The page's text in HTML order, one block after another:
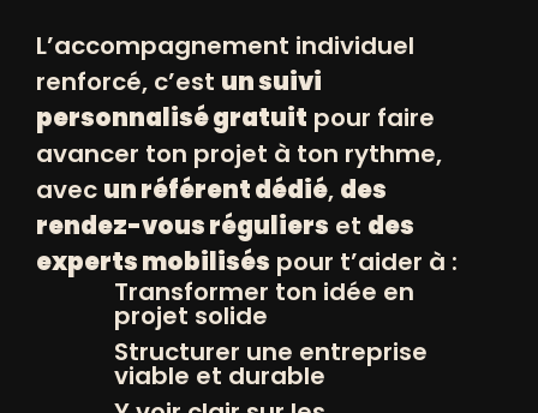
personnalités engagées se regroupent
le temps d’une soirée autour d’un but
commun : célébrer l’entrepreneuriat
positif et récompenser la réussite et la
détermination des entrepreneurs
accompagnés par Positiv autour de
témoignages inspirants.
Après un appel à candidature suivi
d’une sélection par un jury spécialisé, 5
de nos entrepreneurs et
L’accompagnement individuel
renforcé, c’est un suivi
personnalisé gratuit pour faire
avancer ton projet à ton rythme,
avec un référent dédié, des
rendez-vous réguliers et des
experts mobilisés pour t’aider à :
Transformer ton idée en
projet solide
Structurer une entreprise
viable et durable